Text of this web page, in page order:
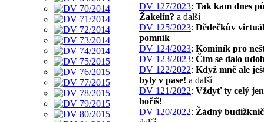
DV 127/2023: Tak kam dnes
Žakelín? a další
DV 125/2023: Dědečkův
pomník
DV 124/2023: Kominík pro
DV 123/2023: Čím se dalo
DV 122/2022: Když mně ale
byly v pase! a další
DV 121/2022: Vždyť ty celý
hoříš!
DV 120/2022: Žádný